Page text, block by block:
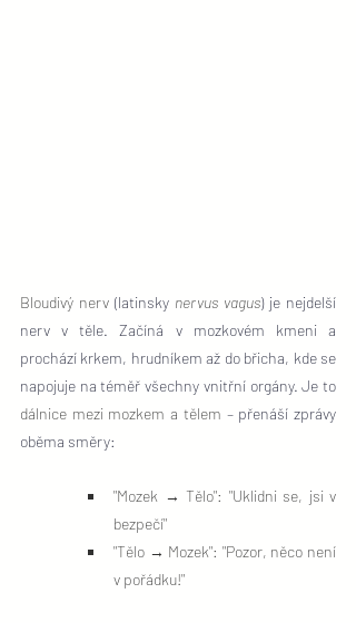
Bloudivý nerv (latinsky nervus vagus) je nejdelší
nerv v těle. Začíná v mozkovém kmeni a
prochází krkem, hrudníkem až do břicha, kde se
napojuje na téměř všechny vnitřní orgány. Je
dálnice mezi mozkem a tělem – přenáší zprávy
oběma směry:
"Mozek → Tělo": "Uklidni se, jsi v
bezpečí"
"Tělo → Mozek": "Pozor, něco není
v pořádku!"